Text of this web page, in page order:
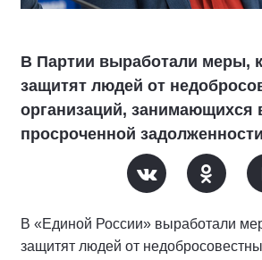
В Партии выработали меры,
защитят людей от
организаций, занимающихся
просроченной задолженности
В «Единой России» выработали
защитят людей от